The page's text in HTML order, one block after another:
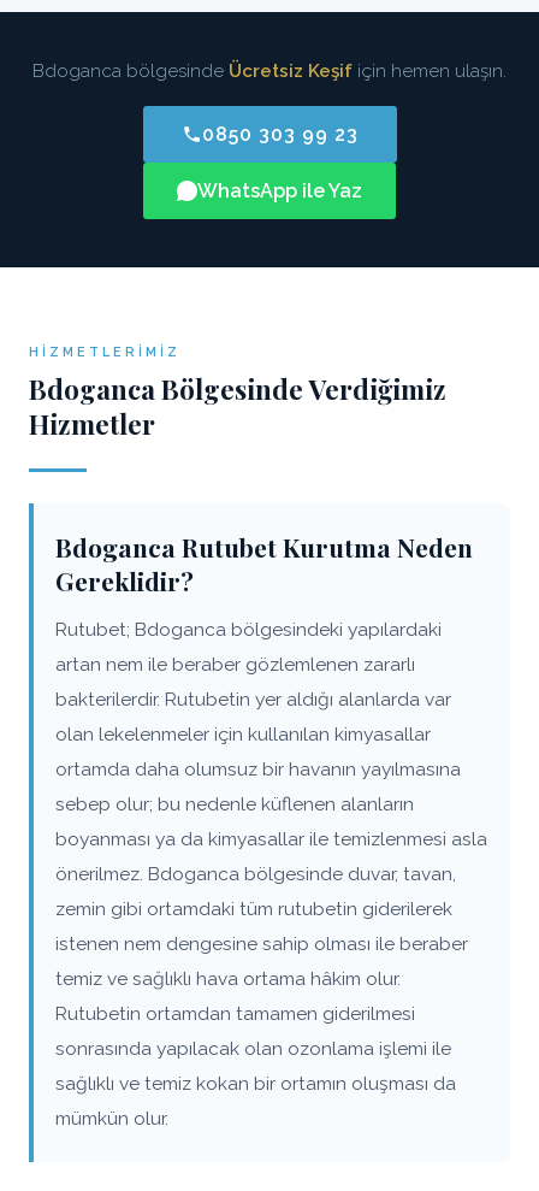
Bdoganca bölgesinde Ücretsiz Keşif için hemen ulaşın.
0850 303 99 23
WhatsApp ile Yaz
HIZMETLERIMIZ
Bdoganca Bölgesinde Verdiğimiz
Hizmetler
Bdoganca Rutubet Kurutma Neden
Gereklidir?
Rutubet; Bdoganca bölgesindeki yapılardaki
artan nem ile beraber gözlemlenen zararlı
bakterilerdir. Rutubetin yer aldığı alanlarda var
olan lekelenmeler için kullanılan kimyasallar
ortamda daha olumsuz bir havanın yayılmasına
sebep olur; bu nedenle küflenen alanların
boyanması ya da kimyasallar ile temizlenmesi asla
önerilmez. Bdoganca bölgesinde duvar, tavan,
zemin gibi ortamdaki tüm rutubetin giderilerek
istenen nem dengesine sahip olması ile beraber
temiz ve sağlıklı hava ortama hâkim olur.
Rutubetin ortamdan tamamen giderilmesi
sonrasında yapılacak olan ozonlama işlemi ile
sağlıklı ve temiz kokan bir ortamın oluşması da
mümkün olur.